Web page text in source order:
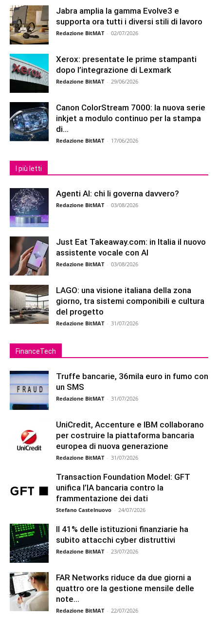
Jabra amplia la gamma Evolve3 e
supporta ora tutti i diversi stili di lavoro
Redazione BitMAT - 02/07/2026
Xerox: presentate le prime stampanti
dopo l’integrazione di Lexmark
Redazione BitMAT - 29/06/2026
Canon ColorStream 7000: la nuova serie
inkjet a modulo continuo per la stampa
di...
Redazione BitMAT - 17/06/2026
I più letti
Agenti AI: chi li governa davvero?
Redazione BitMAT - 03/08/2026
Just Eat Takeaway.com: in Italia il nuovo
assistente vocale con AI
Redazione BitMAT - 03/08/2026
LAGO: una visione italiana della zona
giorno, tra sistemi componibili e cultura
del progetto
Redazione BitMAT - 31/07/2026
FinanceTech
Truffe bancarie, 36mila euro in fumo con
un SMS
Redazione BitMAT - 31/07/2026
UniCredit, Accenture e IBM collaborano
per costruire la piattaforma bancaria
europea di nuova generazione
Redazione BitMAT - 31/07/2026
Transaction Foundation Model: GFT
unifica l’IA bancaria contro la
frammentazione dei dati
Stefano Castelnuovo - 24/07/2026
Il 41% delle istituzioni finanziarie ha
subito attacchi cyber distruttivi
Redazione BitMAT - 23/07/2026
FAR Networks riduce da due giorni a
quattro ore la gestione mensile delle
note...
Redazione BitMAT - 22/07/2026